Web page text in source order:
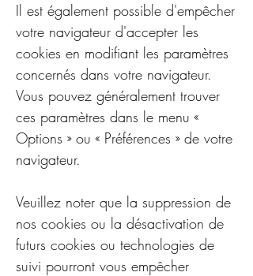
Il est également possible d'empêcher
votre navigateur d'accepter les
cookies en modifiant les paramètres
concernés dans votre navigateur.
Vous pouvez généralement trouver
ces paramètres dans le menu «
Options » ou « Préférences » de votre
navigateur.
Veuillez noter que la suppression de
nos cookies ou la désactivation de
futurs cookies ou technologies de
suivi pourront vous empêcher